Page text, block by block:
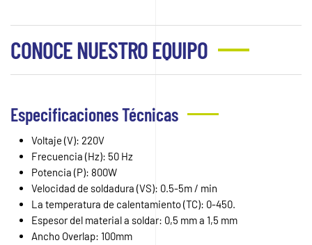
CONOCE NUESTRO EQUIPO
Especificaciones Técnicas
Voltaje (V): 220V
Frecuencia (Hz): 50 Hz
Potencia (P): 800W
Velocidad de soldadura (VS): 0.5-5m / min
La temperatura de calentamiento (TC): 0-450.
Espesor del material a soldar: 0,5 mm a 1,5 mm
Ancho Overlap: 100mm